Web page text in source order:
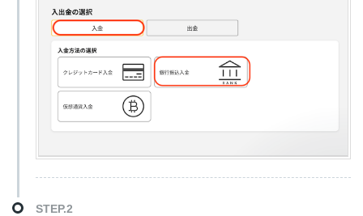
STEP.2